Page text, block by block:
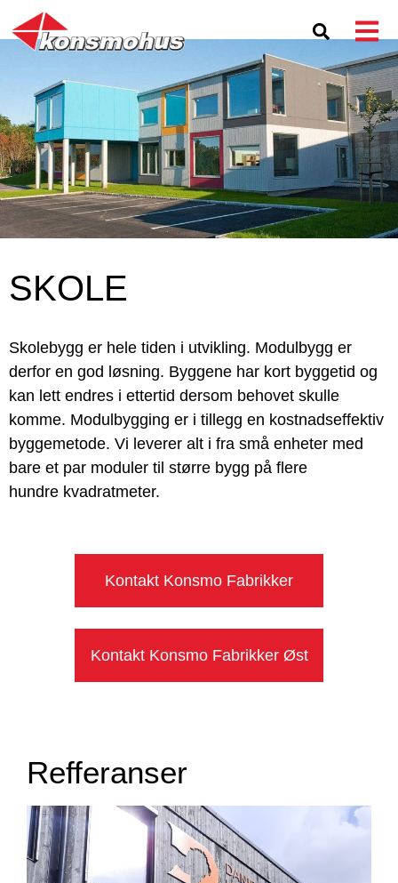
SKOLE
Skolebygg er hele tiden i utvikling. Modulbygg er
derfor en god løsning. Byggene har kort byggetid og
kan lett endres i ettertid dersom behovet skulle
komme. Modulbygging er i tillegg en kostnadseffektiv
byggemetode. Vi leverer alt i fra små enheter med
bare et par moduler til større bygg på flere
hundre kvadratmeter.
Kontakt Konsmo Fabrikker
Kontakt Konsmo Fabrikker Øst
Refferanser